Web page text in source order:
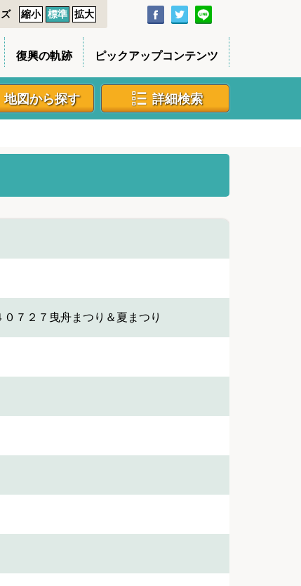
縮小 標準 拡大
復興の軌跡 ピックアップコンテンツ
地図から探す 詳細検索
７２７曳舟まつり＆夏まつり